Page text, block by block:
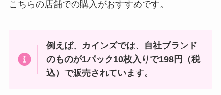
こちらの店舗での購入がおすすめです。
例えば、カインズでは、自社ブランド
のものが1パック10枚入りで198円（税
込）で販売されています。